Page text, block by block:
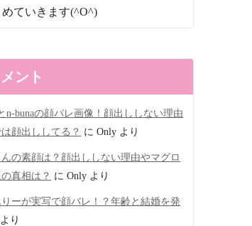
ていきます(^O^)
ント
n-bunaの顔バレ画像！顔出ししない理由
顔出ししてる？ にOnly より
の素顔は？顔出ししない理由やマグロ
真相は？ にOnly より
りーが実写で顔バレ！？年齢と結婚を発
より